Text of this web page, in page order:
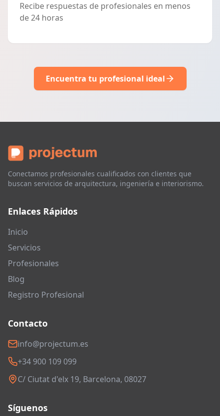
Recibe respuestas de profesionales en menos
de 24 horas
Encuentra tu profesional ideal
Conectamos profesionales cualificados con clientes que
buscan servicios de arquitectura, ingeniería e interiorismo.
Enlaces Rápidos
Inicio
Servicios
Profesionales
Blog
Registro Profesional
Contacto
info@projectum.es
+34 900 109 099
C/ Ciutat d'elx 19, Barcelona, 08027
Síguenos